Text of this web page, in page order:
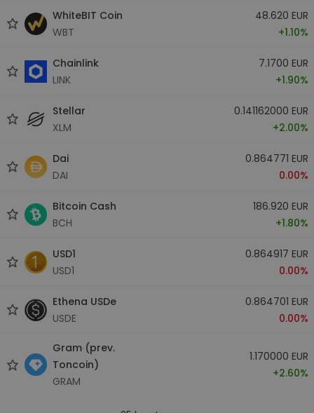
WhiteBIT Coin
WBT
48.620 EUR
+1.10%
Chainlink
LINK
7.1700 EUR
+1.90%
Stellar
XLM
0.141162000 EUR
+2.00%
Dai
DAI
0.864771 EUR
0.00%
Bitcoin Cash
BCH
186.920 EUR
+1.80%
USD1
USD1
0.864917 EUR
0.00%
Ethena USDe
USDE
0.864701 EUR
0.00%
Gram (prev.
Toncoin)
GRAM
1.170000 EUR
+2.60%